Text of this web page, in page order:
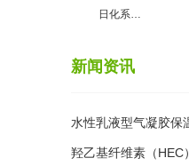
日化系…
新闻资讯
水性乳液型气凝胶保
维素HEC 要求
羟乙基纤维素（HEC